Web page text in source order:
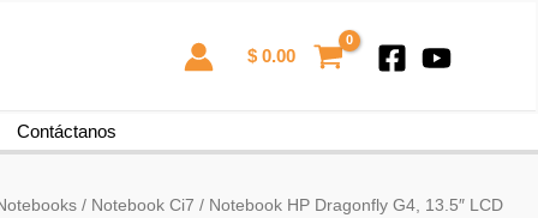
$0.00
Contáctanos
/ Notebook Ci7 / Notebook HP Dragonfly G4, 13.5″ LCD